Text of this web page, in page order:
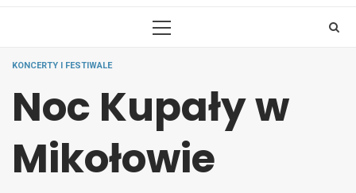
PRIMARY
KONCERTY I FESTIWALE
Noc Kupały w
Mikołowie